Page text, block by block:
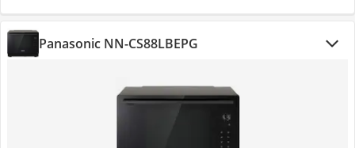
Panasonic NN-CS88LBEPG